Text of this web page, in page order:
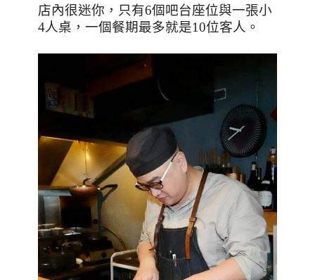
店內很迷你，只有6個吧台座位與一張小
4人桌，一個餐期最多就是10位客人。